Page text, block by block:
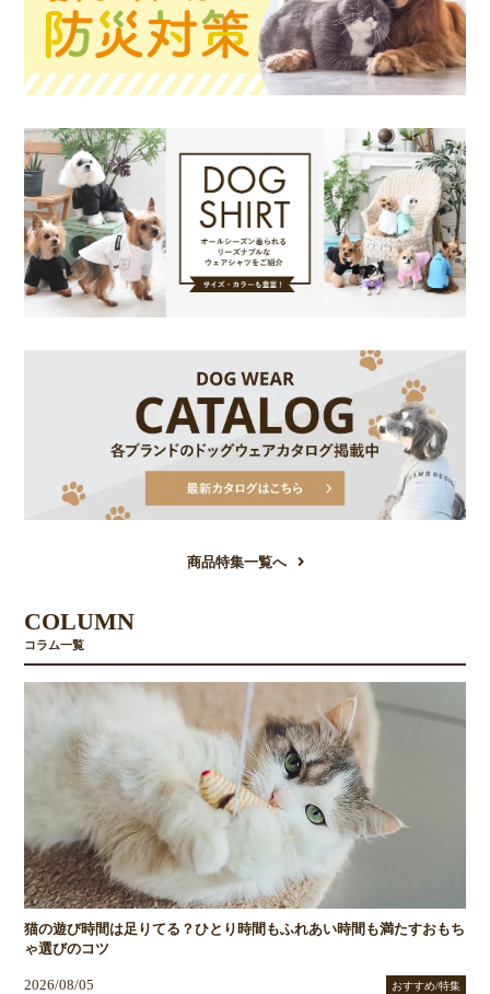
商品特集一覧へ
COLUMN
コラム一覧
猫の遊び時間は足りてる？ひとり時間もふれあい時間も満たすおもち
ゃ選びのコツ
2026/08/05 おすすめ/特集